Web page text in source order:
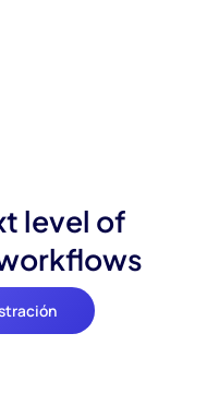
level of